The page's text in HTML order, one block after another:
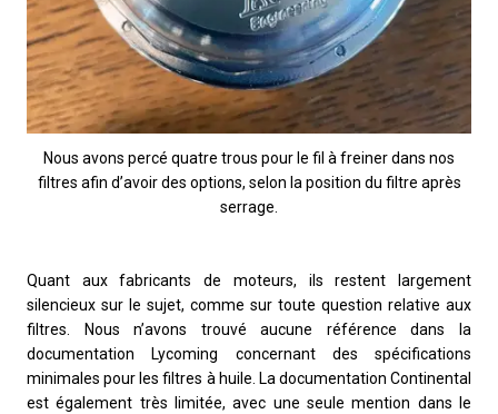
Nous avons percé quatre trous pour le fil à freiner dans nos
filtres afin d’avoir des options, selon la position du filtre après
serrage.
Quant aux fabricants de moteurs, ils restent largement
silencieux sur le sujet, comme sur toute question relative aux
filtres. Nous n’avons trouvé aucune référence dans la
documentation Lycoming concernant des spécifications
minimales pour les filtres à huile. La documentation Continental
est également très limitée, avec une seule mention dans le